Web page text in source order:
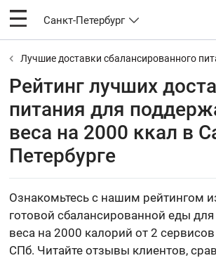
Санкт-Петербург
Лучшие доставки сбалансированного
Рейтинг лучших
питания для
веса на 2000 ккал в
Петербурге
Ознакомьтесь с нашим рейтингом
готовой сбалансированной еды
веса на 2000 калорий от 2
СПб. Читайте отзывы клиентов,